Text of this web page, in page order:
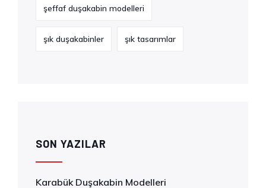
şeffaf duşakabin modelleri
şık duşakabinler şık tasarımlar
SON YAZILAR
Karabük Duşakabin Modelleri